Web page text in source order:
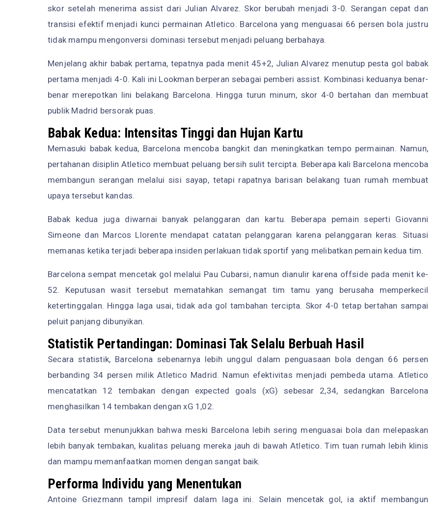
skor setelah menerima assist dari Julian Alvarez. Skor berubah menjadi 3-0. Serangan cepat dan
transisi efektif menjadi kunci permainan Atletico. Barcelona yang menguasai 66 persen bola justru
tidak mampu mengonversi dominasi tersebut menjadi peluang berbahaya.
Menjelang akhir babak pertama, tepatnya pada menit 45+2, Julian Alvarez menutup pesta gol babak
pertama menjadi 4-0. Kali ini Lookman berperan sebagai pemberi assist. Kombinasi keduanya benar-
benar merepotkan lini belakang Barcelona. Hingga turun minum, skor 4-0 bertahan dan membuat
publik Madrid bersorak puas.
Babak Kedua: Intensitas Tinggi dan Hujan Kartu
Memasuki babak kedua, Barcelona mencoba bangkit dan meningkatkan tempo permainan. Namun,
pertahanan disiplin Atletico membuat peluang bersih sulit tercipta. Beberapa kali Barcelona mencoba
membangun serangan melalui sisi sayap, tetapi rapatnya barisan belakang tuan rumah membuat
upaya tersebut kandas.
Babak kedua juga diwarnai banyak pelanggaran dan kartu. Beberapa pemain seperti Giovanni
Simeone dan Marcos Llorente mendapat catatan pelanggaran karena pelanggaran keras. Situasi
memanas ketika terjadi beberapa insiden perlakuan tidak sportif yang melibatkan pemain kedua tim.
Barcelona sempat mencetak gol melalui Pau Cubarsi, namun dianulir karena offside pada menit ke-
52. Keputusan wasit tersebut mematahkan semangat tim tamu yang berusaha memperkecil
ketertinggalan. Hingga laga usai, tidak ada gol tambahan tercipta. Skor 4-0 tetap bertahan sampai
peluit panjang dibunyikan.
Statistik Pertandingan: Dominasi Tak Selalu Berbuah Hasil
Secara statistik, Barcelona sebenarnya lebih unggul dalam penguasaan bola dengan 66 persen
berbanding 34 persen milik Atletico Madrid. Namun efektivitas menjadi pembeda utama. Atletico
mencatatkan 12 tembakan dengan expected goals (xG) sebesar 2,34, sedangkan Barcelona
menghasilkan 14 tembakan dengan xG 1,02.
Data tersebut menunjukkan bahwa meski Barcelona lebih sering menguasai bola dan melepaskan
lebih banyak tembakan, kualitas peluang mereka jauh di bawah Atletico. Tim tuan rumah lebih klinis
dan mampu memanfaatkan momen dengan sangat baik.
Performa Individu yang Menentukan
Antoine Griezmann tampil impresif dalam laga ini. Selain mencetak gol, ia aktif membangun